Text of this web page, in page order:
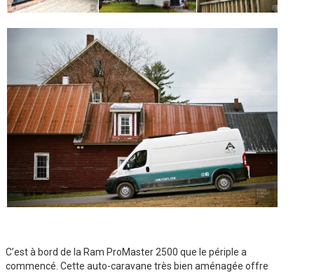
C’est à bord de la Ram ProMaster 2500 que le périple a
commencé. Cette auto-caravane très bien aménagée offre